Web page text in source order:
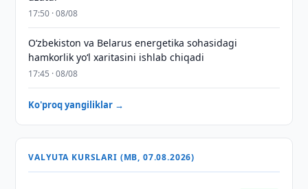
17:50 · 08/08
Oʻzbekiston va Belarus energetika sohasidagi
hamkorlik yoʻl xaritasini ishlab chiqadi
17:45 · 08/08
Ko'proq yangiliklar →
VALYUTA KURSLARI (MB, 07.08.2026)